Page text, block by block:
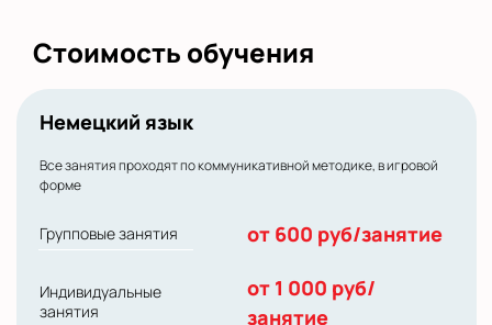
Стоимость обучения
Немецкий язык
Все занятия проходят по коммуникативной методике, в игровой
форме
Групповые занятия от 600 руб/занятие
Индивидуальные
занятия
от 1 000 руб/
занятие